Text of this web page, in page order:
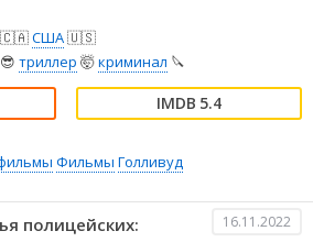
🇨🇦США🇺🇸
😎 триллер 🤯криминал 🔪
5.4
Фильмы Голливуд
полицейских: 16.11.2022